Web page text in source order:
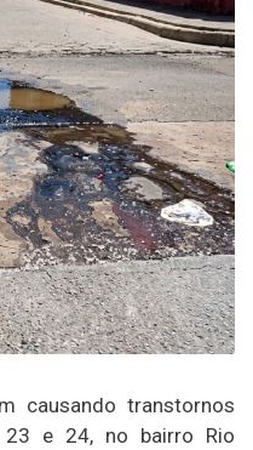
causando transtornos
e 24, no bairro Rio